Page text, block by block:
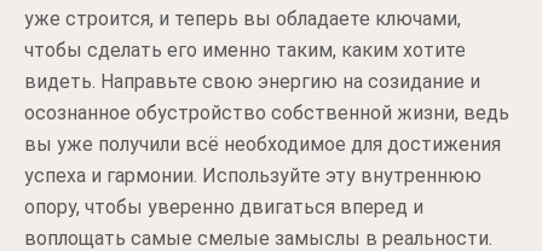
уже строится, и теперь вы обладаете ключами,
чтобы сделать его именно таким, каким хотите
видеть. Направьте свою энергию на созидание и
осознанное обустройство собственной жизни, ведь
вы уже получили всё необходимое для достижения
успеха и гармонии. Используйте эту внутреннюю
опору, чтобы уверенно двигаться вперед и
воплощать самые смелые замыслы в реальности.